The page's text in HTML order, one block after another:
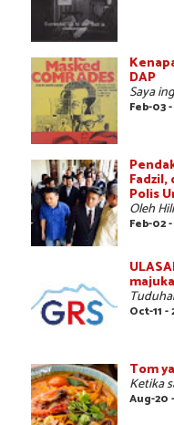
DAP
Saya
Feb-03
Fadzil,
Polis
Oleh
Feb-02
Oct-11 -
Tom
Ketika
Aug-20